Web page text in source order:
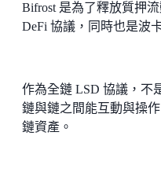
Bifrost 是為了釋放質押
DeFi 協議，同時也是波
作為全鏈 LSD 協議，不
鏈與鏈之間能互動與操
鏈資產。